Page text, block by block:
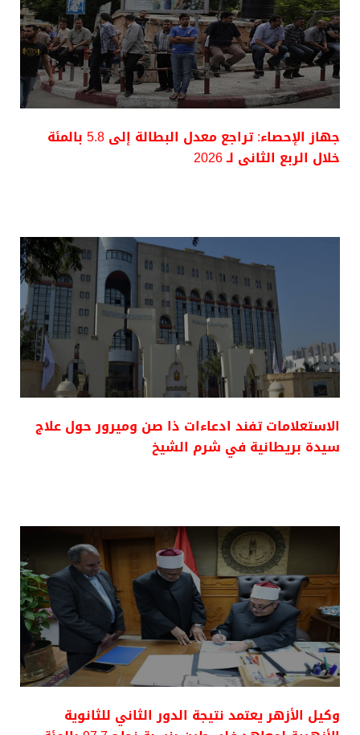
جهاز الإحصاء: تراجع معدل البطالة إلى 5.8 بالمئة
خلال الربع الثانى لـ 2026
الاستعلامات تفند ادعاءات ذا صن وميرور حول علاج
سيدة بريطانية في شرم الشيخ
وكيل الأزهر يعتمد نتيجة الدور الثاني للثانوية